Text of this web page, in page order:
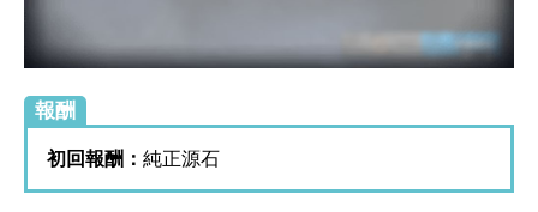
報酬
初回報酬： 純正源石